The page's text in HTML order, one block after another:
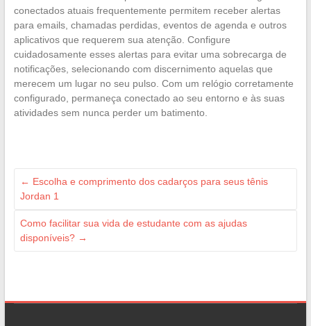
conectados atuais frequentemente permitem receber alertas
para emails, chamadas perdidas, eventos de agenda e outros
aplicativos que requerem sua atenção. Configure
cuidadosamente esses alertas para evitar uma sobrecarga de
notificações, selecionando com discernimento aquelas que
merecem um lugar no seu pulso. Com um relógio corretamente
configurado, permaneça conectado ao seu entorno e às suas
atividades sem nunca perder um batimento.
← Escolha e comprimento dos cadarços para seus tênis
Jordan 1
Como facilitar sua vida de estudante com as ajudas
disponíveis? →